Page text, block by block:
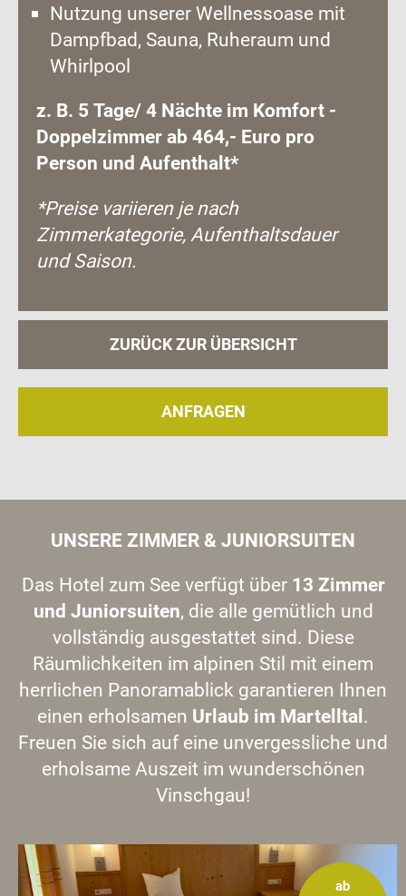
Nutzung unserer Wellnessoase mit
Dampfbad, Sauna, Ruheraum und
Whirlpool
z. B. 5 Tage/ 4 Nächte im Komfort -
Doppelzimmer ab 464,- Euro pro
Person und Aufenthalt*
*Preise variieren je nach
Zimmerkategorie, Aufenthaltsdauer
und Saison.
ZURÜCK ZUR ÜBERSICHT
ANFRAGEN
UNSERE ZIMMER & JUNIORSUITEN
Das Hotel zum See verfügt über 13 Zimmer
und Juniorsuiten, die alle gemütlich und
vollständig ausgestattet sind. Diese
Räumlichkeiten im alpinen Stil mit einem
herrlichen Panoramablick garantieren Ihnen
einen erholsamen Urlaub im Martelltal.
Freuen Sie sich auf eine unvergessliche und
erholsame Auszeit im wunderschönen
Vinschgau!
ab